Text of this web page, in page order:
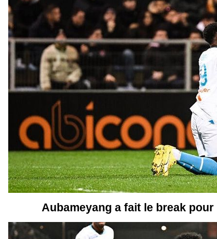
Aubameyang a fait le break pour